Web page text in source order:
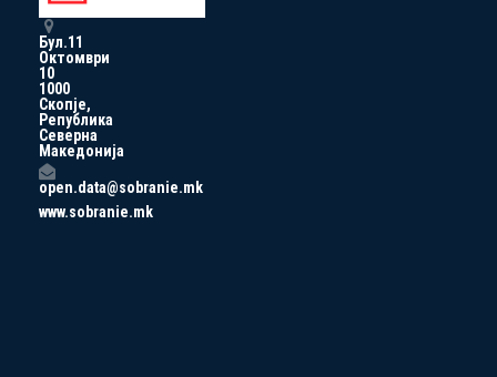
Бул.11
Октомври
10
1000
Скопје,
Република
Северна
Македонија
open.data@sobranie.mk
www.sobranie.mk